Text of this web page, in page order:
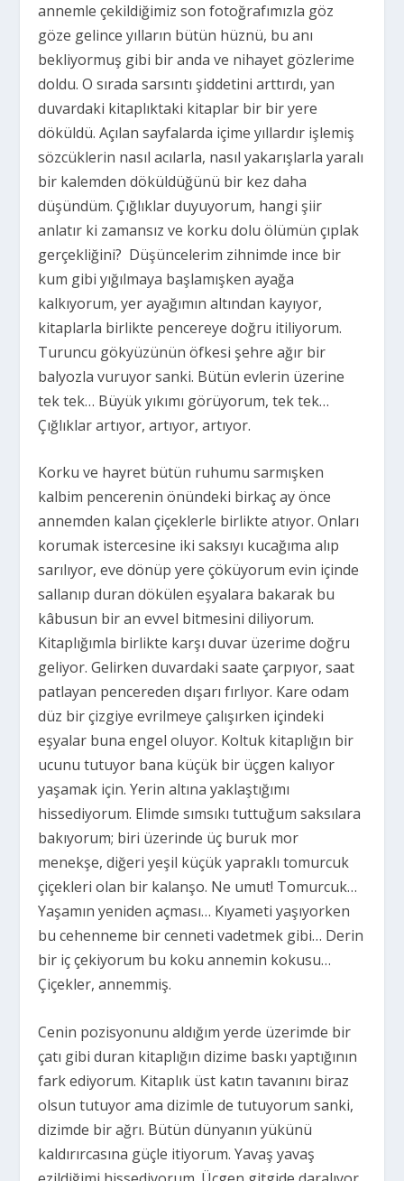
annemle çekildiğimiz son fotoğrafımızla göz
göze gelince yılların bütün hüznü, bu anı
bekliyormuş gibi bir anda ve nihayet gözlerime
doldu. O sırada sarsıntı şiddetini arttırdı, yan
duvardaki kitaplıktaki kitaplar bir bir yere
döküldü. Açılan sayfalarda içime yıllardır işlemiş
sözcüklerin nasıl acılarla, nasıl yakarışlarla yaralı
bir kalemden döküldüğünü bir kez daha
düşündüm. Çığlıklar duyuyorum, hangi şiir
anlatır ki zamansız ve korku dolu ölümün çıplak
gerçekliğini? Düşüncelerim zihnimde ince bir
kum gibi yığılmaya başlamışken ayağa
kalkıyorum, yer ayağımın altından kayıyor,
kitaplarla birlikte pencereye doğru itiliyorum.
Turuncu gökyüzünün öfkesi şehre ağır bir
balyozla vuruyor sanki. Bütün evlerin üzerine
tek tek… Büyük yıkımı görüyorum, tek tek…
Çığlıklar artıyor, artıyor, artıyor.
Korku ve hayret bütün ruhumu sarmışken
kalbim pencerenin önündeki birkaç ay önce
annemden kalan çiçeklerle birlikte atıyor. Onları
korumak istercesine iki saksıyı kucağıma alıp
sarılıyor, eve dönüp yere çöküyorum evin içinde
sallanıp duran dökülen eşyalara bakarak bu
kâbusun bir an evvel bitmesini diliyorum.
Kitaplığımla birlikte karşı duvar üzerime doğru
geliyor. Gelirken duvardaki saate çarpıyor, saat
patlayan pencereden dışarı fırlıyor. Kare odam
düz bir çizgiye evrilmeye çalışırken içindeki
eşyalar buna engel oluyor. Koltuk kitaplığın bir
ucunu tutuyor bana küçük bir üçgen kalıyor
yaşamak için. Yerin altına yaklaştığımı
hissediyorum. Elimde sımsıkı tuttuğum saksılara
bakıyorum; biri üzerinde üç buruk mor
menekşe, diğeri yeşil küçük yapraklı tomurcuk
çiçekleri olan bir kalanşo. Ne umut! Tomurcuk…
Yaşamın yeniden açması… Kıyameti yaşıyorken
bu cehenneme bir cenneti vadetmek gibi… Derin
bir iç çekiyorum bu koku annemin kokusu…
Çiçekler, annemmiş.
Cenin pozisyonunu aldığım yerde üzerimde bir
çatı gibi duran kitaplığın dizime baskı yaptığının
fark ediyorum. Kitaplık üst katın tavanını biraz
olsun tutuyor ama dizimle de tutuyorum sanki,
dizimde bir ağrı. Bütün dünyanın yükünü
kaldırırcasına güçle itiyorum. Yavaş yavaş